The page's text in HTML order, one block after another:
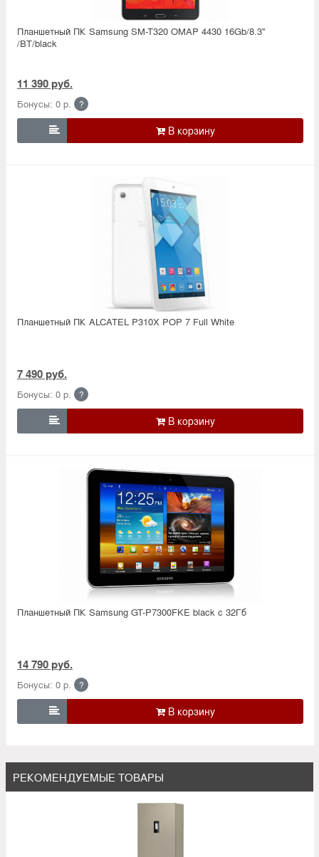
Планшетный ПК Samsung SM-T320 OMAP 4430 16Gb/8.3''
/BT/black
11 390 руб.
Бонусы: 0 р. ?

Планшетный ПК ALCATEL P310X POP 7 Full White
7 490 руб.
Бонусы: 0 р. ?

Планшетный ПК Samsung GT-P7300FKE black c 32Гб
14 790 руб.
Бонусы: 0 р. ?

РЕКОМЕНДУЕМЫЕ ТОВАРЫ